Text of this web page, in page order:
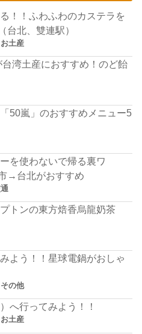
！！ふわふわのカステラを
台北、雙連駅）
お土産
湾土産におすすめ！のど飴
50嵐」のおすすめメニュー5
を使わないで帰る裏ワ
→台北がおすすめ
トンの東方焙香烏龍奶茶
よう！！星球電鍋がおしゃ
その他
へ行ってみよう！！
お土産